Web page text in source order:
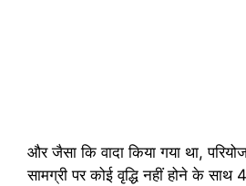
और जैसा कि वादा किया गया था,
सामग्री पर कोई वृद्धि नहीं होने के